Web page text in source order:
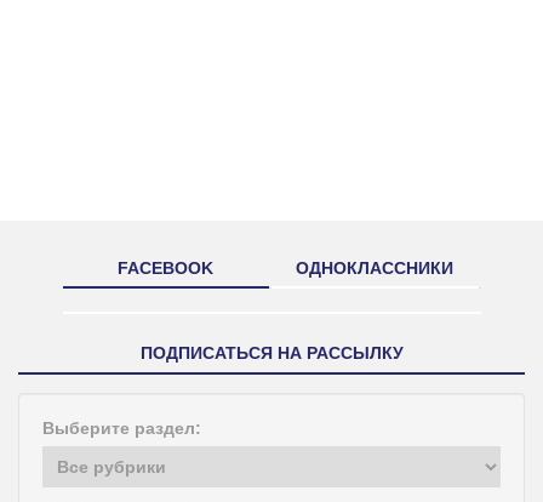
FACEBOOK ОДНОКЛАССНИКИ
ПОДПИСАТЬСЯ НА РАССЫЛКУ
Выберите раздел: